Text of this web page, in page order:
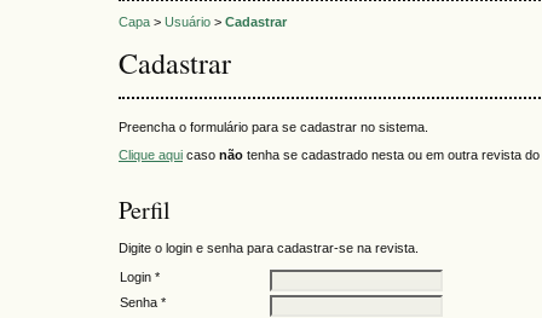
Capa > Usuário > Cadastrar
Cadastrar
Preencha o formulário para se cadastrar no sistema.
Clique aqui caso não tenha se cadastrado nesta ou em outra revista do
Perfil
Digite o login e senha para cadastrar-se na revista.
Login *
Senha *